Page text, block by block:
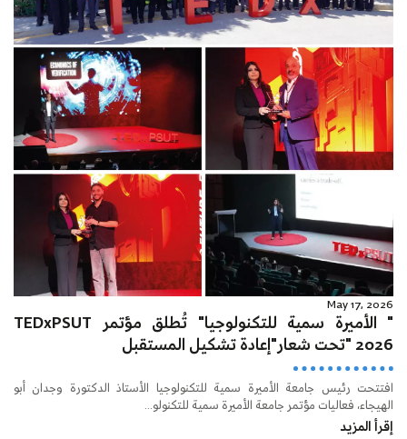
May 17, 2026
" الأميرة سمية للتكنولوجيا" تُطلق مؤتمر TEDxPSUT
2026 "تحت شعار"إعادة تشكيل المستقبل
افتتحت رئيس جامعة الأميرة سمية للتكنولوجيا الأستاذ الدكتورة وجدان أبو
الهيجاء، فعاليات مؤتمر جامعة الأميرة سمية للتكنولو...
إقرأ المزيد